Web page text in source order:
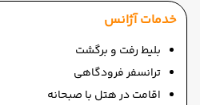
خدمات آژانس
بلیط رفت و برگشت
ترانسفر فرودگاهی
اقامت در هتل با صبحانه